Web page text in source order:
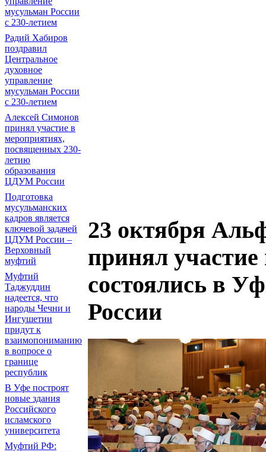
мусульман России
с 230-летием
Радий Хабиров
поздравил
Центральное
духовное
управление
мусульман России
с 230-летием
Алексей Симонов
принял участие в
мероприятиях,
посвященных 230-
летию
образования
ЦДУМ России
Подготовка
мусульманских
кадров является
ключевой задачей
ЦДУМ России –
Верховный
муфтий
Муфтий
Таджуддин
надеется, что
народы Чечни и
Ингушетии
придут к
взаимопониманию
в вопросе о
границе
республик
В Уфе построят
новые здания
Российского
исламского
университета
Муфтий РФ:
23 октября
принял
состоялись в
России